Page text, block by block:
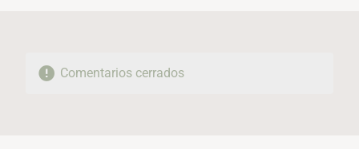
Comentarios cerrados